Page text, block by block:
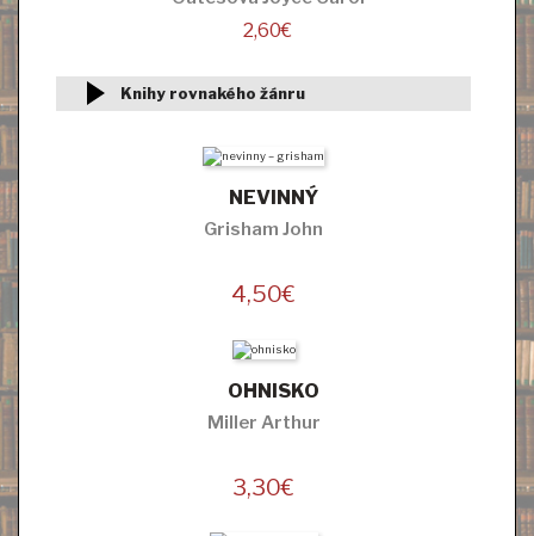
2,60€
Knihy rovnakého žánru
NEVINNÝ
Grisham John
4,50€
OHNISKO
Miller Arthur
3,30€